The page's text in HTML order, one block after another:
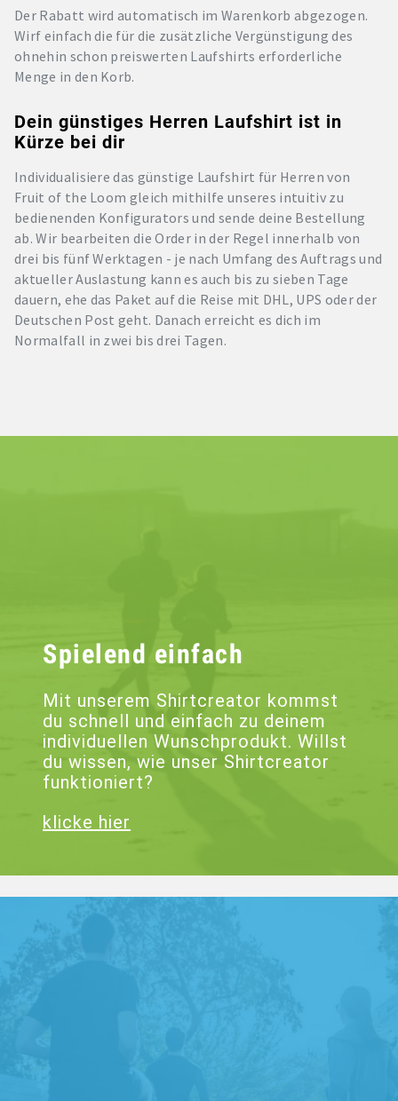
Der Rabatt wird automatisch im Warenkorb abgezogen.
Wirf einfach die für die zusätzliche Vergünstigung des
ohnehin schon preiswerten Laufshirts erforderliche
Menge in den Korb.
Dein günstiges Herren Laufshirt ist in
Kürze bei dir
Individualisiere das günstige Laufshirt für Herren von
Fruit of the Loom gleich mithilfe unseres intuitiv zu
bedienenden Konfigurators und sende deine Bestellung
ab. Wir bearbeiten die Order in der Regel innerhalb von
drei bis fünf Werktagen - je nach Umfang des Auftrags und
aktueller Auslastung kann es auch bis zu sieben Tage
dauern, ehe das Paket auf die Reise mit DHL, UPS oder der
Deutschen Post geht. Danach erreicht es dich im
Normalfall in zwei bis drei Tagen.
Spielend einfach
Mit unserem Shirtcreator kommst
du schnell und einfach zu deinem
individuellen Wunschprodukt. Willst
du wissen, wie unser Shirtcreator
funktioniert?
klicke hier